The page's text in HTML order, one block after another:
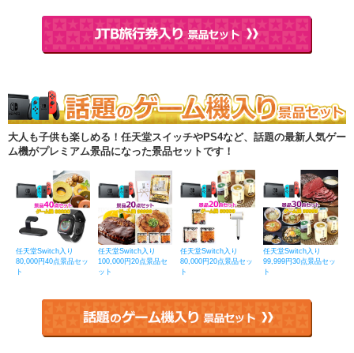
大人も子供も楽しめる！任天堂スイッチやPS4など、話題の最新人気ゲー
ム機がプレミアム景品になった景品セットです！
任天堂Switch入り
80,000円40点景品セッ
ト
任天堂Switch入り
100,000円20点景品セ
ット
任天堂Switch入り
80,000円20点景品セッ
ト
任天堂Switch入り
99,999円30点景品セッ
ト